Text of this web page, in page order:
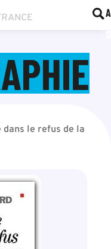
dans le refus de la